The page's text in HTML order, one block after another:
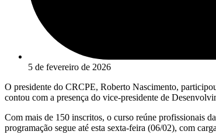
5 de fevereiro de 2026
O presidente do CRCPE, Roberto Nascimento,
contou com a presença do vice-presidente de
Com mais de 150 inscritos, o curso reúne profissionais
programação segue até esta sexta-feira (06/02), com